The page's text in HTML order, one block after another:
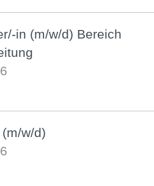
in (m/w/d) Bereich
w/d)